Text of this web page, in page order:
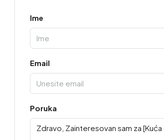
Ime
Email
Poruka